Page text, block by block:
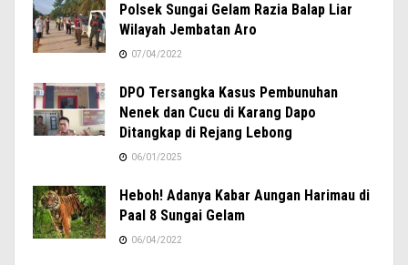
Polsek Sungai Gelam Razia Balap Liar
Wilayah Jembatan Aro
07/04/2022
DPO Tersangka Kasus Pembunuhan
Nenek dan Cucu di Karang Dapo
Ditangkap di Rejang Lebong
06/01/2025
Heboh! Adanya Kabar Aungan Harimau di
Paal 8 Sungai Gelam
06/04/2022